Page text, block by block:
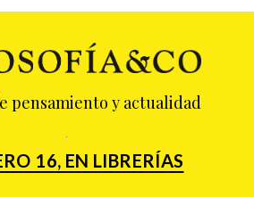
pensamiento y actualidad
16, EN LIBRERÍAS